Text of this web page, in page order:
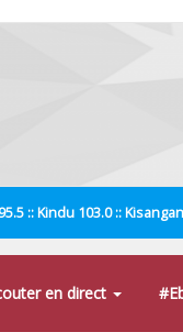
:: Kindu 103.0 ::
en direct